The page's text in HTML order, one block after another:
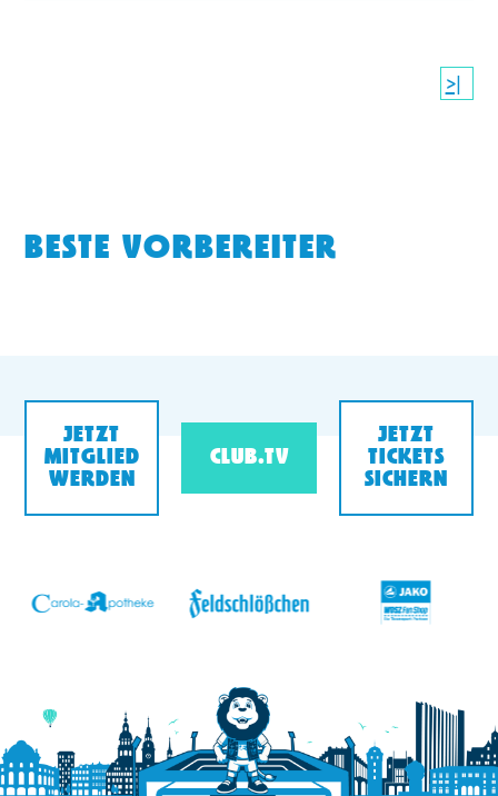
>|
BESTE VORBEREITER
JETZT
MITGLIED
WERDEN
CLUB.TV
JETZT
TICKETS
SICHERN